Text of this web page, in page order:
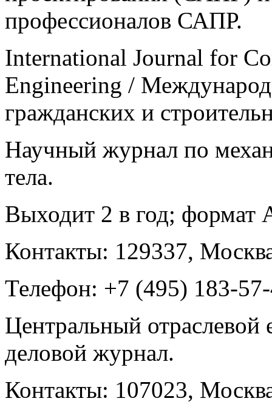
профессионалов САПР.
International Journal for
Engineering /
гражданских и
Научный журнал по
тела.
Выходит 2 в год; формат
Контакты: 129337,
Телефон: +7 (495) 183-
Центральный
деловой журнал.
Контакты: 107023,